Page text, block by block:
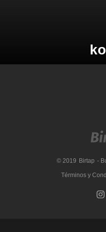
© 2019 Birtap -
Términos y